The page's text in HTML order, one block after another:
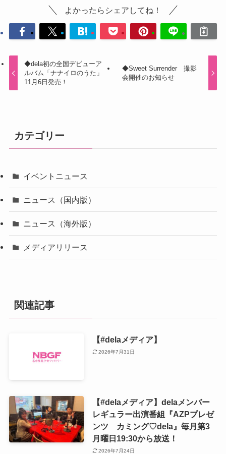
よかったらシェアしてね！
◆dela初の全国デビューア
ルバム「ナナイロのうた」
11月6日発売！
◆Sweet Surrender 撮影
会開催のお知らせ
カテゴリー
イベントニュース
ニュース（国内版）
ニュース（海外版）
メディアリリース
関連記事
【#delaメディア】
2026年7月31日
【#delaメディア】delaメンバー
レギュラー出演番組『AZPプレゼ
ンツ カミング♡dela』毎月第3
月曜日19:30から放送！
2026年7月24日